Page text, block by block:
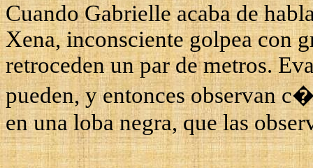
CuandoGabrielleacaba de
Xena, inconsciente golpea con
retroceden un par de metros.
pueden, y entonces observan
en una loba negra, que las